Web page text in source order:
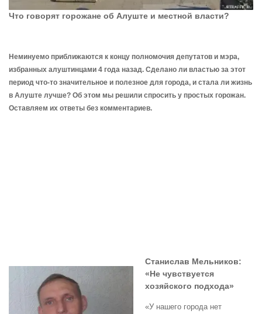
Что говорят горожане об Алуште и местной власти?
Неминуемо приближаются к концу полномочия депутатов и мэра,
избранных алуштинцами 4 года назад. Сделано ли властью за этот
период что-то значительное и полезное для города, и стала ли жизнь
в Алуште лучше? Об этом мы решили спросить у простых горожан.
Оставляем их ответы без комментариев.
Станислав Мельников:
«Не чувствуется
хозяйского подхода»
«У нашего города нет